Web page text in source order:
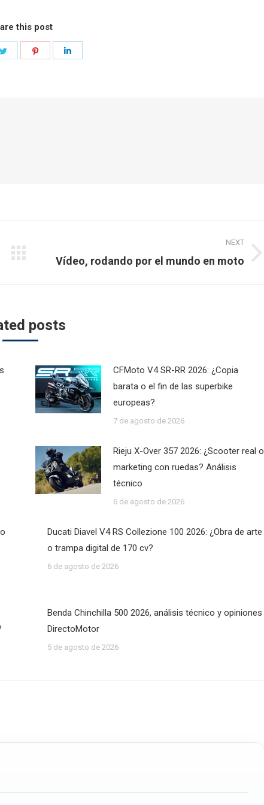
this post
Share
NEXT
Next
Vídeo, rodando por el mundo en moto
posts
CFMoto V4 SR-RR 2026: ¿Copia
barata o el fin de las superbike
europeas?
7 de agosto de 2026
Rieju X-Over 357 2026: ¿Scooter real o
marketing con ruedas? Análisis
técnico
6 de agosto de 2026
Ducati Diavel V4 RS Collezione 100 2026: ¿Obra de arte
o trampa digital de 170 cv?
6 de agosto de 2026
Benda Chinchilla 500 2026, análisis técnico y opiniones
DirectoMotor
5 de agosto de 2026